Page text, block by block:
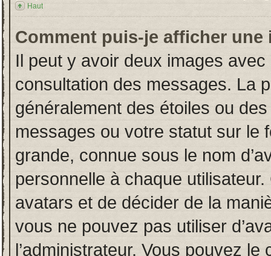
Haut
Comment puis-je afficher une
Il peut y avoir deux images
consultation des messages. La
généralement des étoiles ou
messages ou votre statut sur le
grande, connue sous le nom
personnelle à chaque utilisateur.
avatars et de décider de la
vous ne pouvez pas utiliser
l’administrateur. Vous pouvez